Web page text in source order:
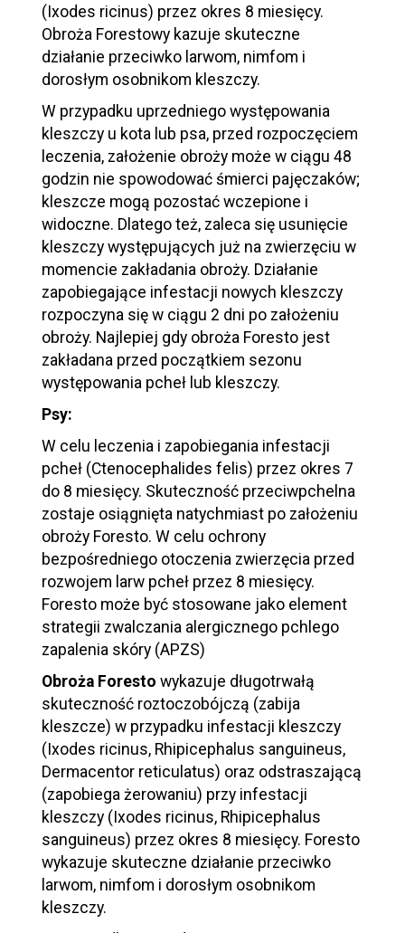
(Ixodes ricinus) przez okres 8 miesięcy.
Obroża Forestowy kazuje skuteczne
działanie przeciwko larwom, nimfom i
dorosłym osobnikom kleszczy.
W przypadku uprzedniego występowania
kleszczy u kota lub psa, przed rozpoczęciem
leczenia, założenie obroży może w ciągu 48
godzin nie spowodować śmierci pajęczaków;
kleszcze mogą pozostać wczepione i
widoczne. Dlatego też, zaleca się usunięcie
kleszczy występujących już na zwierzęciu w
momencie zakładania obroży. Działanie
zapobiegające infestacji nowych kleszczy
rozpoczyna się w ciągu 2 dni po założeniu
obroży. Najlepiej gdy obroża Foresto jest
zakładana przed początkiem sezonu
występowania pcheł lub kleszczy.
Psy:
W celu leczenia i zapobiegania infestacji
pcheł (Ctenocephalides felis) przez okres 7
do 8 miesięcy. Skuteczność przeciwpchelna
zostaje osiągnięta natychmiast po założeniu
obroży Foresto. W celu ochrony
bezpośredniego otoczenia zwierzęcia przed
rozwojem larw pcheł przez 8 miesięcy.
Foresto może być stosowane jako element
strategii zwalczania alergicznego pchlego
zapalenia skóry (APZS)
Obroża Foresto wykazuje długotrwałą
skuteczność roztoczobójczą (zabija
kleszcze) w przypadku infestacji kleszczy
(Ixodes ricinus, Rhipicephalus sanguineus,
Dermacentor reticulatus) oraz odstraszającą
(zapobiega żerowaniu) przy infestacji
kleszczy (Ixodes ricinus, Rhipicephalus
sanguineus) przez okres 8 miesięcy. Foresto
wykazuje skuteczne działanie przeciwko
larwom, nimfom i dorosłym osobnikom
kleszczy.